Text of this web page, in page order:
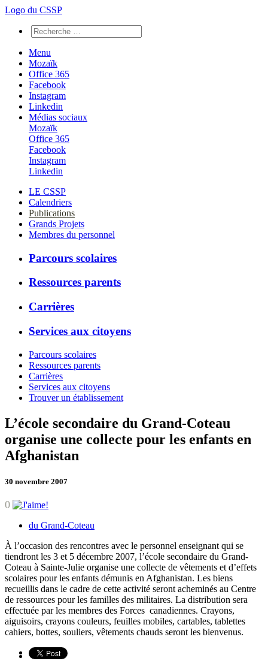
Logo du CSSP
Menu
Mozaïk
Office 365
Facebook
Instagram
Linkedin
Médias sociaux
Mozaïk
Office 365
Facebook
Instagram
Linkedin
LE CSSP
Calendriers
Publications
Grands Projets
Membres du personnel
Parcours scolaires
Ressources parents
Carrières
Services aux citoyens
Parcours scolaires
Ressources parents
Carrières
Services aux citoyens
Trouver un établissement
L’école secondaire du Grand-Coteau
organise une collecte pour les enfants en
Afghanistan
30 novembre 2007
0
du Grand-Coteau
À l’occasion des rencontres avec le personnel enseignant qui se
tiendront les 3 et 5 décembre 2007, l’école secondaire du Grand-
Coteau à Sainte-Julie organise une collecte de vêtements et d’effets
scolaires pour les enfants démunis en Afghanistan. Les biens
recueillis dans le cadre de cette activité seront acheminés au Centre
de ressources pour les familles des militaires. La distribution sera
effectuée par les membres des Forces canadiennes. Crayons,
aiguisoirs, crayons couleurs, feuilles mobiles, cartables, tablettes
cahiers, bottes, souliers, vêtements chauds seront les bienvenus.